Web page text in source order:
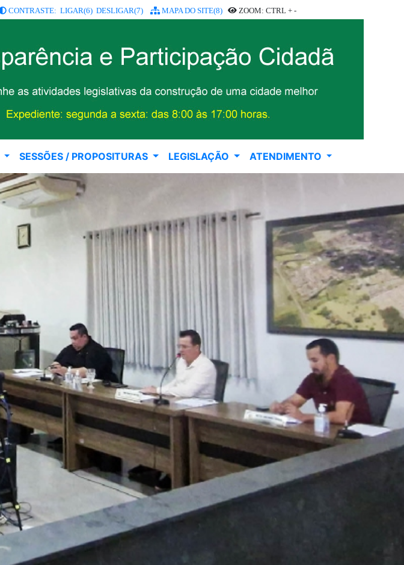
CONTRASTE: LIGAR(6) DESLIGAR(7) MAPA DO SITE(8) ZOOM: CTRL + -
SESSÕES / PROPOSITURAS LEGISLAÇÃO ATENDIMENTO